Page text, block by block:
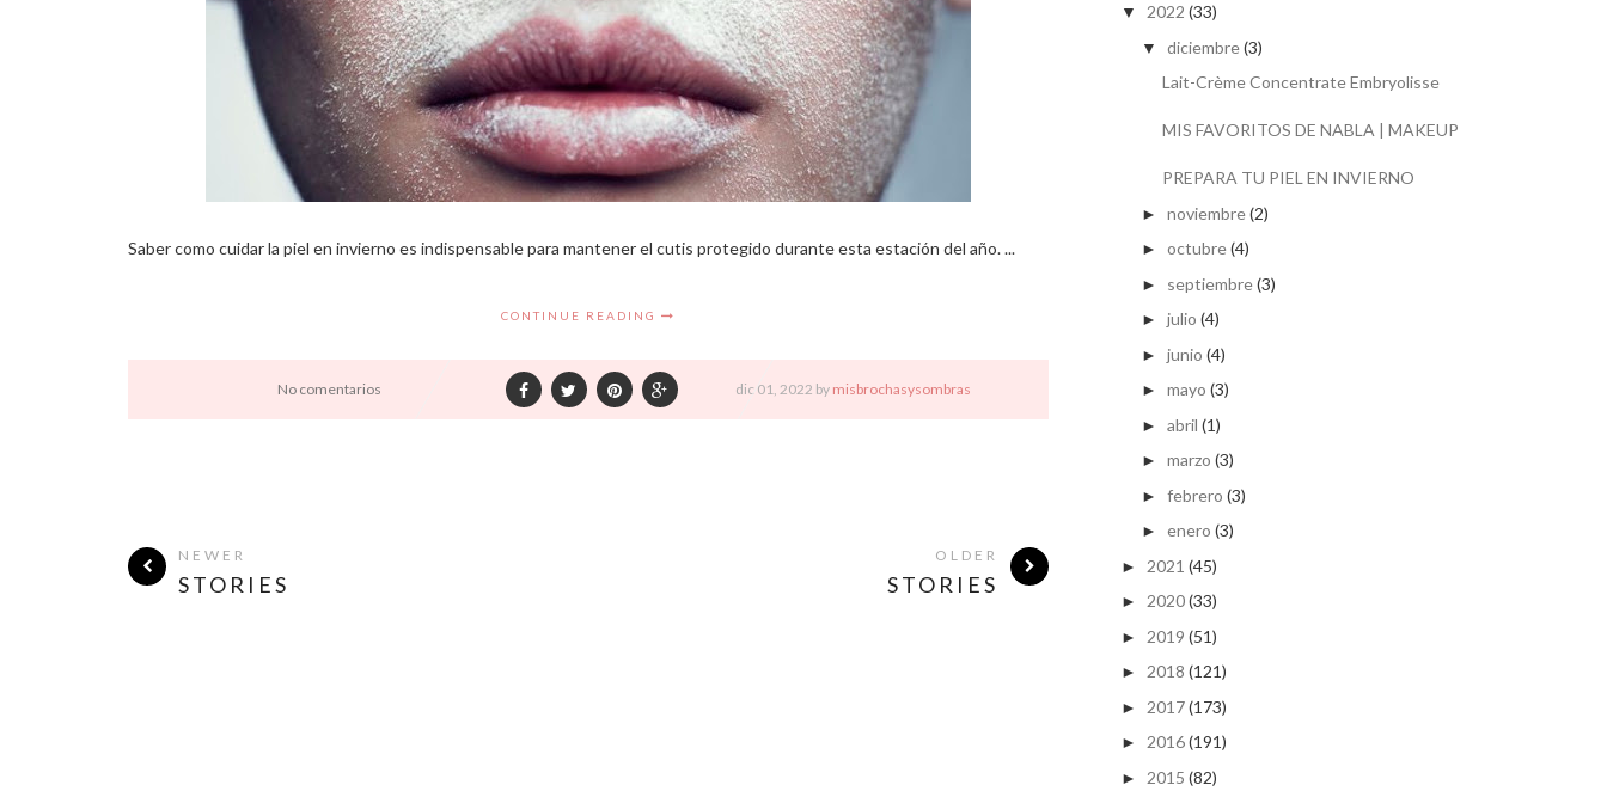
Saber como cuidar la piel en invierno es indispensable para mantener el cutis protegido durante esta estación del año. ...
CONTINUE READING
No comentarios dic 01, 2022 by misbrochasysombras
NEWER
STORIES
OLDER
STORIES
▼ 2022 (33)
▼ diciembre(3)
Lait-Crème Concentrate Embryolisse
MIS FAVORITOS DE NABLA | MAKEUP
PREPARA TU PIEL EN INVIERNO
► noviembre(2)
► octubre(4)
► septiembre(3)
► julio (4)
► junio (4)
► mayo (3)
► abril (1)
► marzo (3)
► febrero (3)
► enero (3)
► 2021 (45)
► 2020(33)
► 2019 (51)
► 2018 (121)
► 2017(173)
► 2016(191)
► 2015 (82)